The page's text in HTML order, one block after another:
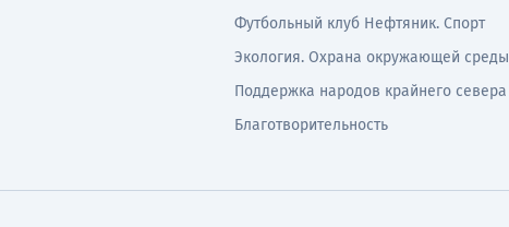
Футбольный клуб Нефтяник. Спорт
Экология. Охрана окружающей среды
Поддержка народов крайнего севера
Благотворительность